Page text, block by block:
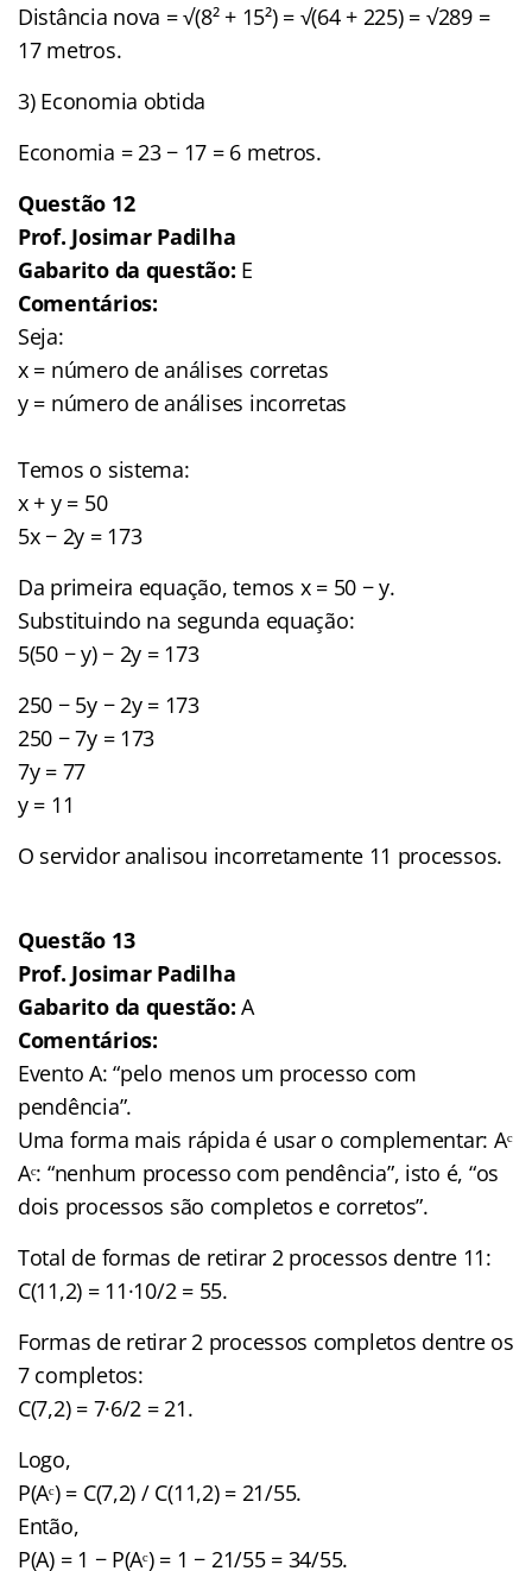
Distância nova = √(8² + 15²) = √(64 + 225) = √289 =
17 metros.
3) Economia obtida
Economia = 23 − 17 = 6 metros.
Questão 12
Prof. Josimar Padilha
Gabarito da questão: E
Comentários:
Seja:
x = número de análises corretas
y = número de análises incorretas
Temos o sistema:
x + y = 50
5x − 2y = 173
Da primeira equação, temos x = 50 − y.
Substituindo na segunda equação:
5(50 − y) − 2y = 173
250 − 5y − 2y = 173
250 − 7y = 173
7y = 77
y = 11
O servidor analisou incorretamente 11 processos.
Questão 13
Prof. Josimar Padilha
Gabarito da questão: A
Comentários:
Evento A: “pelo menos um processo com
pendência”.
Uma forma mais rápida é usar o complementar: Aᶜ
Aᶜ: “nenhum processo com pendência”, isto é, “os
dois processos são completos e corretos”.
Total de formas de retirar 2 processos dentre 11:
C(11,2) = 11·10/2 = 55.
Formas de retirar 2 processos completos dentre os
7 completos:
C(7,2) = 7·6/2 = 21.
Logo,
P(Aᶜ) = C(7,2) / C(11,2) = 21/55.
Então,
P(A) = 1 − P(Aᶜ) = 1 − 21/55 = 34/55.